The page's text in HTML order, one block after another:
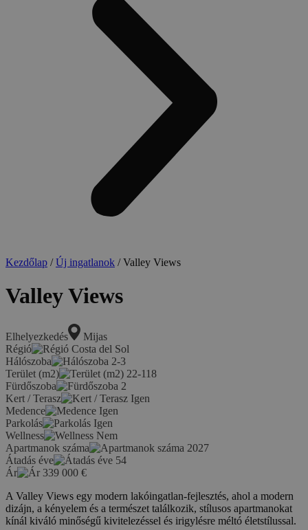
Kezdőlap /Új ingatlanok / Valley Views
Valley Views
Elhelyezkedés
Mijas
Régió
Costa del Sol
Hálószoba
2-3
Terület (m2)
22-118
Fürdőszoba
2
Kert / Terasz
Igen
Medence
Igen
Parkolás
Igen
Wellness
Nem
Apartmanok száma
2027
Átadás éve
54
Ár
339 000 €
A Valley Views egy modern lakóingatlan-fejlesztés, ahol a modern
dizájn, a kényelem és a természet találkozik, stílusos apartmanokat
kínál kiváló minőségű kivitelezéssel és irigylésre méltó életstílussal.